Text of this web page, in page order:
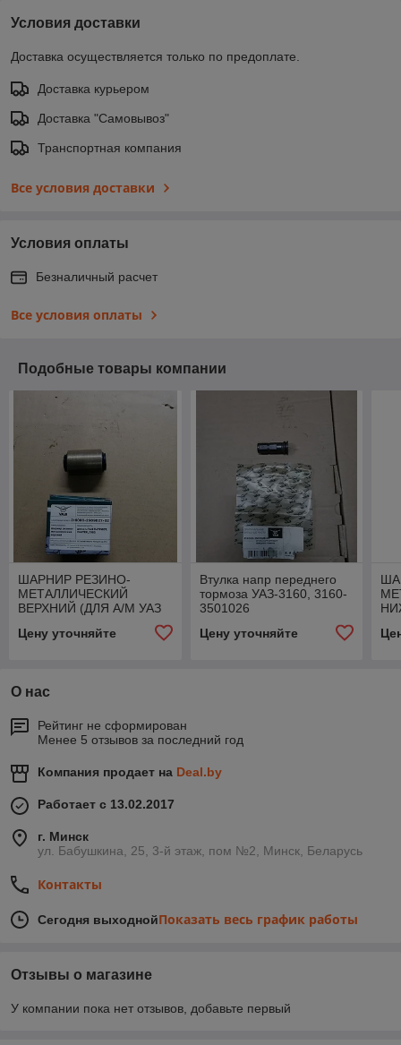
Условия доставки
Доставка осуществляется только по предоплате.
Доставка курьером
Доставка "Самовывоз"
Транспортная компания
Все условия доставки
Условия оплаты
Безналичный расчет
Все условия оплаты
Подобные товары компании
ШАРНИР РЕЗИНО-
МЕТАЛЛИЧЕСКИЙ
ВЕРХНИЙ (ДЛЯ А/М УАЗ
3160), 316000290902702
Цену уточняйте
Втулка напр переднего
тормоза УАЗ-3160, 3160-
3501026
Цену уточняйте
О нас
Рейтинг не сформирован
Менее 5 отзывов за последний год
Компания продает на Deal.by
Работает с 13.02.2017
г. Минск
ул. Бабушкина, 25, 3-й этаж, пом №2, Минск, Беларусь
Контакты
Сегодня выходнойПоказать весь график работы
Отзывы о магазине
У компании пока нет отзывов, добавьте первый